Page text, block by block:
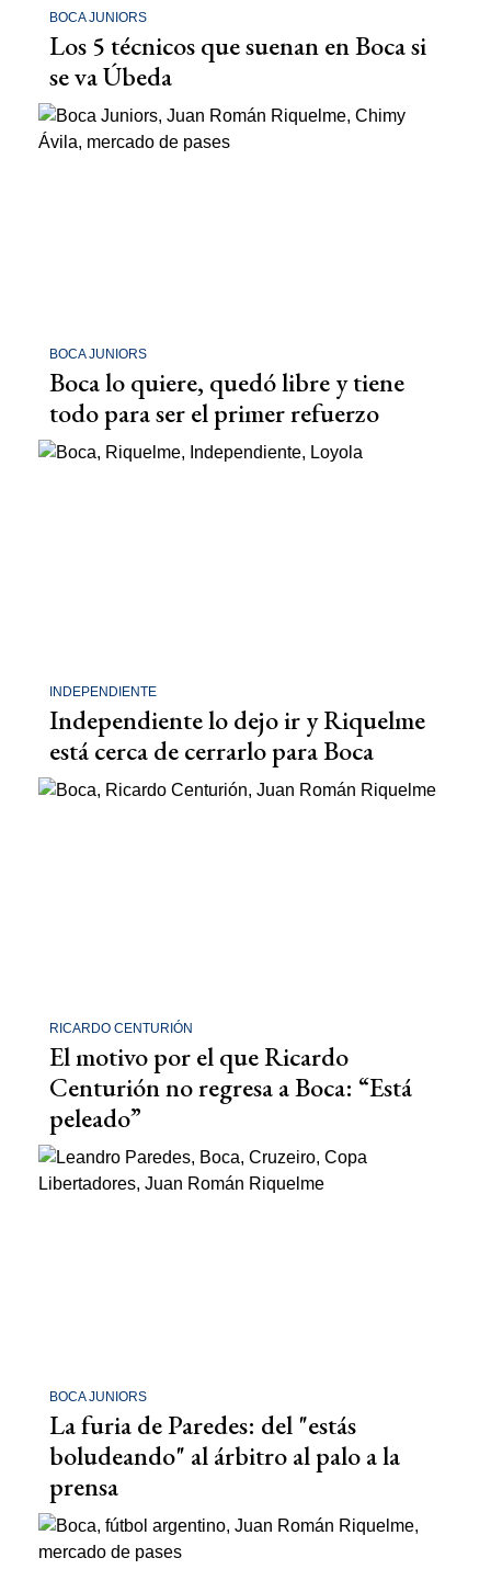
BOCA JUNIORS
Los 5 técnicos que suenan en Boca si
se va Úbeda
BOCA JUNIORS
Boca lo quiere, quedó libre y tiene
todo para ser el primer refuerzo
INDEPENDIENTE
Independiente lo dejo ir y Riquelme
está cerca de cerrarlo para Boca
RICARDO CENTURIÓN
El motivo por el que Ricardo
Centurión no regresa a Boca: “Está
peleado”
BOCA JUNIORS
La furia de Paredes: del "estás
boludeando" al árbitro al palo a la
prensa